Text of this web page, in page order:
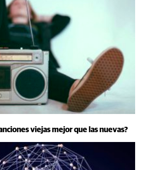
viejas mejor que las nuevas?